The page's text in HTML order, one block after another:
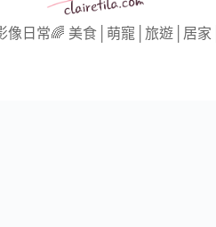
像日常🌈 美食│萌寵│旅遊│居家